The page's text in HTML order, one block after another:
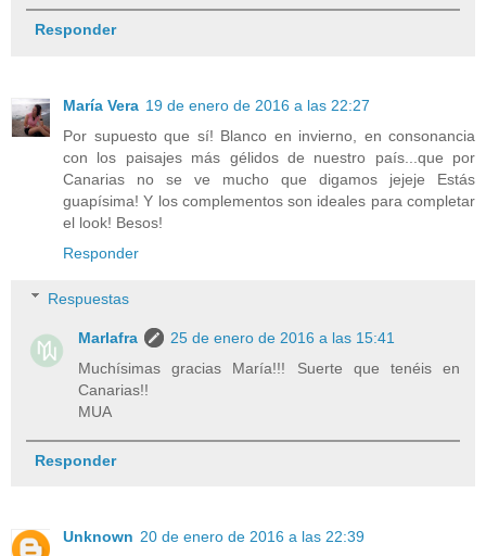
Responder
María Vera 19 de enero de 2016 a las 22:27
Por supuesto que sí! Blanco en invierno, en consonancia
con los paisajes más gélidos de nuestro país...que por
Canarias no se ve mucho que digamos jejeje Estás
guapísima! Y los complementos son ideales para completar
el look! Besos!
Responder
Respuestas
Marlafra
25 de enero de 2016 a las 15:41
Muchísimas gracias María!!! Suerte que tenéis en
Canarias!!
MUA
Responder
Unknown 20 de enero de 2016 a las 22:39